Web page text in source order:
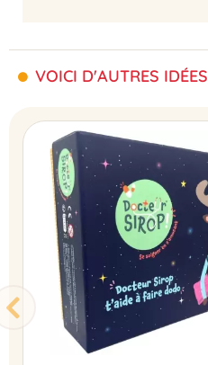
VOICI D'AUTRES IDÉES